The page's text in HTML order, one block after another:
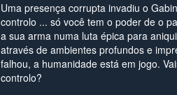
Uma presença corrupta invadiu o
controlo ... só você tem o poder de o
a sua arma numa luta épica para
através de ambientes profundos e
falhou, a humanidade está em jogo.
controlo?